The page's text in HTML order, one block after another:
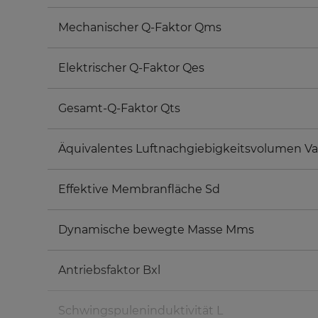
Mechanischer Q-Faktor Qms
Elektrischer Q-Faktor Qes
Gesamt-Q-Faktor Qts
Äquivalentes Luftnachgiebigkeitsvolumen
Effektive Membranfläche Sd
Dynamische bewegte Masse Mms
Antriebsfaktor Bxl
Schwingspuleninduktivität L